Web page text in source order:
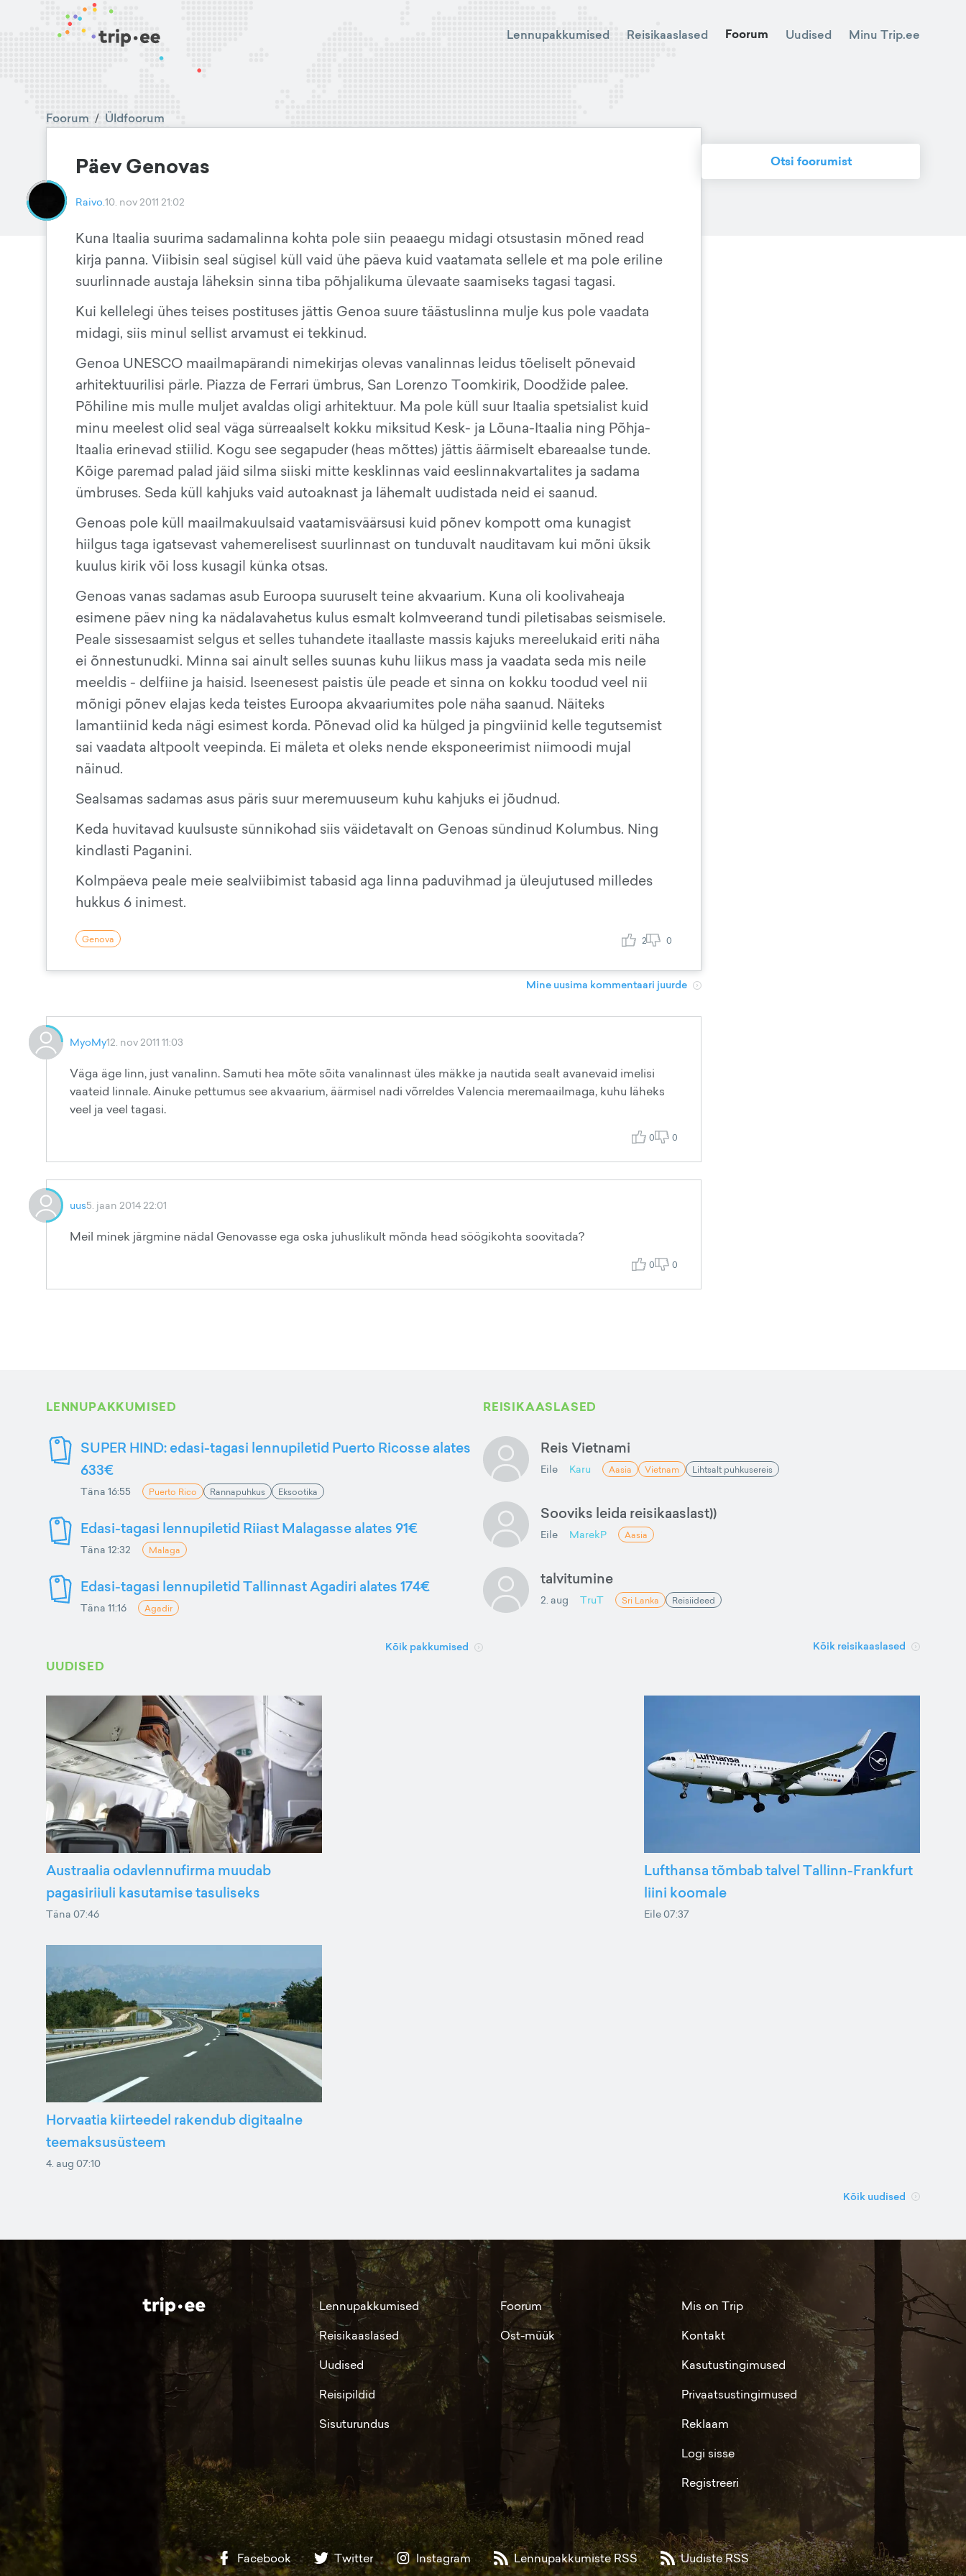
Lennupakkumised Reisikaaslased Foorum Uudised Minu Trip.ee
Foorum / Üldfoorum
Päev Genovas
Raivo.10. nov 2011 21:02
Kuna Itaalia suurima sadamalinna kohta pole siin peaaegu midagi otsustasin mõned read
kirja panna. Viibisin seal sügisel küll vaid ühe päeva kuid vaatamata sellele et ma pole eriline
suurlinnade austaja läheksin sinna tiba põhjalikuma ülevaate saamiseks tagasi tagasi.
Kui kellelegi ühes teises postituses jättis Genoa suure täästuslinna mulje kus pole vaadata
midagi, siis minul sellist arvamust ei tekkinud.
Genoa UNESCO maailmapärandi nimekirjas olevas vanalinnas leidus tõeliselt põnevaid
arhitektuurilisi pärle. Piazza de Ferrari ümbrus, San Lorenzo Toomkirik, Doodžide palee.
Põhiline mis mulle muljet avaldas oligi arhitektuur. Ma pole küll suur Itaalia spetsialist kuid
minu meelest olid seal väga sürreaalselt kokku miksitud Kesk- ja Lõuna-Itaalia ning Põhja-
Itaalia erinevad stiilid. Kogu see segapuder (heas mõttes) jättis äärmiselt ebareaalse tunde.
Kõige paremad palad jäid silma siiski mitte kesklinnas vaid eeslinnakvartalites ja sadama
ümbruses. Seda küll kahjuks vaid autoaknast ja lähemalt uudistada neid ei saanud.
Genoas pole küll maailmakuulsaid vaatamisväärsusi kuid põnev kompott oma kunagist
hiilgus taga igatsevast vahemerelisest suurlinnast on tunduvalt nauditavam kui mõni üksik
kuulus kirik või loss kusagil künka otsas.
Genoas vanas sadamas asub Euroopa suuruselt teine akvaarium. Kuna oli koolivaheaja
esimene päev ning ka nädalavahetus kulus esmalt kolmveerand tundi piletisabas seismisele.
Peale sissesaamist selgus et selles tuhandete itaallaste massis kajuks mereelukaid eriti näha
ei õnnestunudki. Minna sai ainult selles suunas kuhu liikus mass ja vaadata seda mis neile
meeldis - delfiine ja haisid. Iseenesest paistis üle peade et sinna on kokku toodud veel nii
mõnigi põnev elajas keda teistes Euroopa akvaariumites pole näha saanud. Näiteks
lamantiinid keda nägi esimest korda. Põnevad olid ka hülged ja pingviinid kelle tegutsemist
sai vaadata altpoolt veepinda. Ei mäleta et oleks nende eksponeerimist niimoodi mujal
näinud.
Sealsamas sadamas asus päris suur meremuuseum kuhu kahjuks ei jõudnud.
Keda huvitavad kuulsuste sünnikohad siis väidetavalt on Genoas sündinud Kolumbus. Ning
kindlasti Paganini.
Kolmpäeva peale meie sealviibimist tabasid aga linna paduvihmad ja üleujutused milledes
hukkus 6 inimest.
Genova 2 0
Mine uusima kommentaari juurde
MyoMy12. nov 2011 11:03
Väga äge linn, just vanalinn. Samuti hea mõte sõita vanalinnast üles mäkke ja nautida sealt avanevaid imelisi
vaateid linnale. Ainuke pettumus see akvaarium, äärmisel nadi võrreldes Valencia meremaailmaga, kuhu läheks
veel ja veel tagasi.
0 0
uus5. jaan 2014 22:01
Meil minek järgmine nädal Genovasse ega oska juhuslikult mõnda head söögikohta soovitada?
0 0
Otsi foorumist
LENNUPAKKUMISED
SUPER HIND: edasi-tagasi lennupiletid Puerto Ricosse alates
633€
Täna 16:55 Puerto Rico Rannapuhkus Eksootika
Edasi-tagasi lennupiletid Riiast Malagasse alates 91€
Täna 12:32 Malaga
Edasi-tagasi lennupiletid Tallinnast Agadiri alates 174€
Täna 11:16 Agadir
Kõik pakkumised
REISIKAASLASED
Reis Vietnami
Eile Karu Aasia Vietnam Lihtsalt puhkusereis
Sooviks leida reisikaaslast))
Eile MarekP Aasia
talvitumine
2. aug TruT Sri Lanka Reisiideed
Kõik reisikaaslased
UUDISED
Austraalia odavlennufirma muudab
pagasiriiuli kasutamise tasuliseks
Täna 07:46
Lufthansa tõmbab talvel Tallinn-Frankfurt
liini koomale
Eile 07:37
Horvaatia kiirteedel rakendub digitaalne
teemaksusüsteem
4. aug 07:10
Kõik uudised
Lennupakkumised
Reisikaaslased
Uudised
Reisipildid
Sisuturundus
Foorum
Ost-müük
Mis on Trip
Kontakt
Kasutustingimused
Privaatsustingimused
Reklaam
Logi sisse
Registreeri
Facebook Twitter Instagram Lennupakkumiste RSS Uudiste RSS